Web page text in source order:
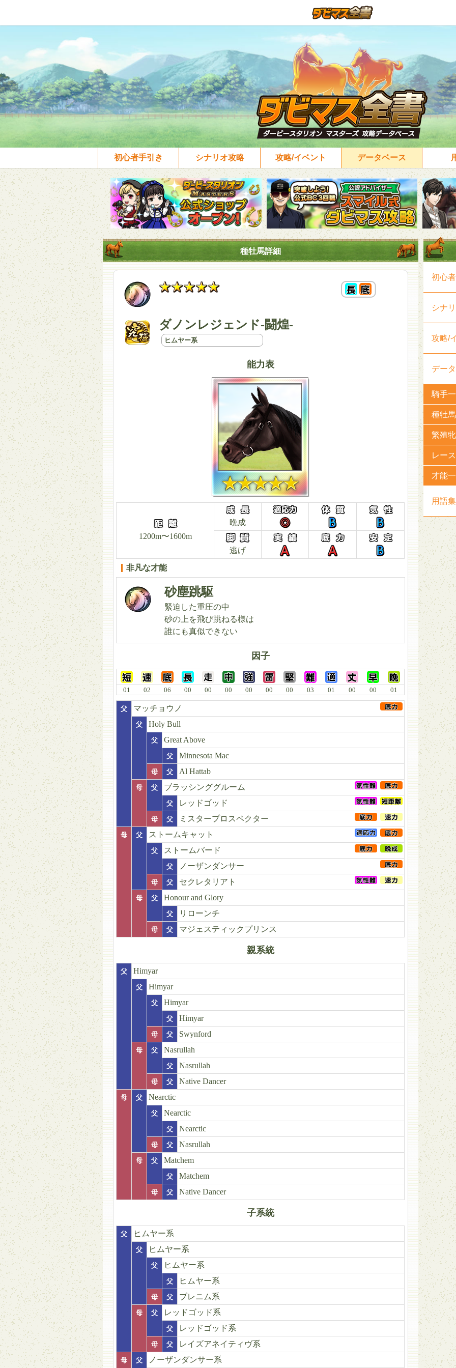
初心者手引き シナリオ攻略 攻略/イベント データベース
種牡馬詳細
ダノンレジェンド-闘煌-
ヒムヤー系
能力表
1200m〜1600m
晩成
逃げ
非凡な才能
砂塵跳駆
緊迫した重圧の中
砂の上を飛び跳ねる様は
誰にも真似できない
因子
01 02 06 00 00 00 00 00 00 03 01 00 00 01
父 マッチョウノ
父 Holy Bull
父 Great Above
父 Minnesota Mac
母 父 Al Hattab
母 父 ブラッシンググルーム
父 レッドゴッド
母 父 ミスタープロスペクター
母 父 ストームキャット
父 ストームバード
父 ノーザンダンサー
母 父 セクレタリアト
母 父 Honour and Glory
父 リローンチ
母 父 マジェスティックプリンス
親系統
父 Himyar
父 Himyar
父 Himyar
父 Himyar
母 父 Swynford
母 父 Nasrullah
父 Nasrullah
母 父 Native Dancer
母 父 Nearctic
父 Nearctic
父 Nearctic
母 父 Nasrullah
母 父 Matchem
父 Matchem
母 父 Native Dancer
子系統
父 ヒムヤー系
父 ヒムヤー系
父 ヒムヤー系
父 ヒムヤー系
母 父 ブレニム系
母 父 レッドゴッド系
父 レッドゴッド系
母 父 レイズアネイティヴ系
母 父 ノーザンダンサー系
初心
シナ
攻略/
デー
騎手
種牡
繁殖
レー
才能
用語集